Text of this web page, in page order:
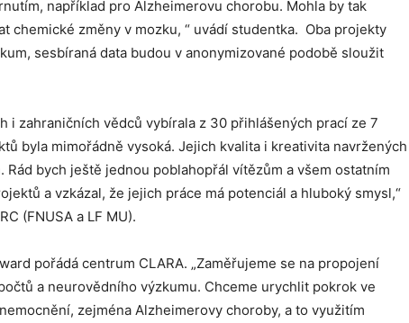
například pro Alzheimerovu chorobu. Mohla by tak
chemické změny v mozku, “ uvádí studentka. Oba projekty
sesbíraná data budou v anonymizované podobě sloužit
i zahraničních vědců vybírala z 30 přihlášených prací ze 7
byla mimořádně vysoká. Jejich kvalita i kreativita navržených
Rád bych ještě jednou poblahopřál vítězům a všem ostatním
a vzkázal, že jejich práce má potenciál a hluboký smysl,“
(FNUSA a LF MU).
pořádá centrum CLARA. „Zaměřujeme se na propojení
a neurovědního výzkumu. Chceme urychlit pokrok ve
zejména Alzheimerovy choroby, a to využitím